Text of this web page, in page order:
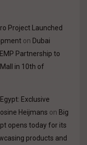
Project Launched
on Dubai
Partnership to
in 10th of
Exclusive
Heijmans on Big
opens today for its
products and